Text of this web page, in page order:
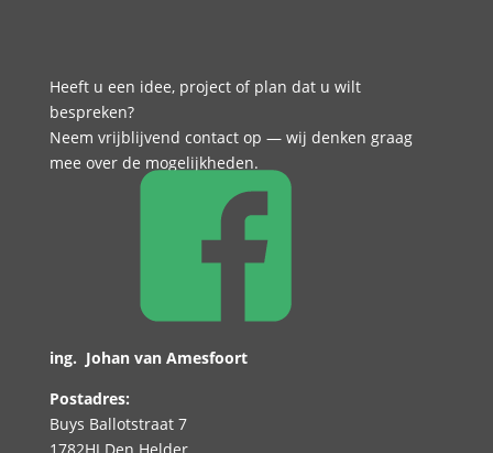
Heeft u een idee, project of plan dat u wilt
bespreken?
Neem vrijblijvend contact op — wij denken graag
mee over de mogelijkheden.
ing. Johan van Amesfoort
Postadres:
Buys Ballotstraat 7